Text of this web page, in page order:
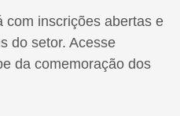
com inscrições abertas e
do setor. Acesse
da comemoração dos